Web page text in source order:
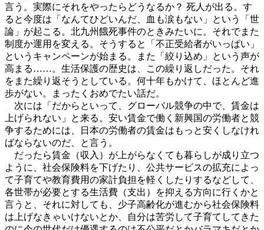
言う。実際にそれをやったらどうなるか？ 死人が出る。す
ると今度は「なんてひどいんだ、血も涙もない」という「世
論」が起こる。北九州餓死事件のときみたいに。それでまた
制度か運用を変える。そうすると「不正受給者がいっぱい」
というキャンペーンが始まる。また「絞り込め」という声が
高まる……。生活保護の歴史は、この繰り返しだった。それ
をまた繰り返そうとしている。何十年もかけて、ほとんど進
歩がない。まったくおめでたい話だ。
次には「だからといって、グローバル競争の中で、賃金は
上げられない」と来る。安い賃金で働く新興国の労働者と競
争するためには、日本の労働者の賃金はもっと安くしなけれ
ばならないのだ、と言う。
だったら賃金（収入）が上がらなくても暮らしが成り立つ
ように、社会保険料を下げたり、公共サービスの拡充によっ
て子育てや教育費用の家計負担を軽くしたりするなどして、
各世帯が必要とする生活費（支出）を抑える方向に行くかと
言うと、それに対しても、少子高齢化が進むから社会保険料
は上げなきゃいけないとか、自分は苦労して子育てしてきた